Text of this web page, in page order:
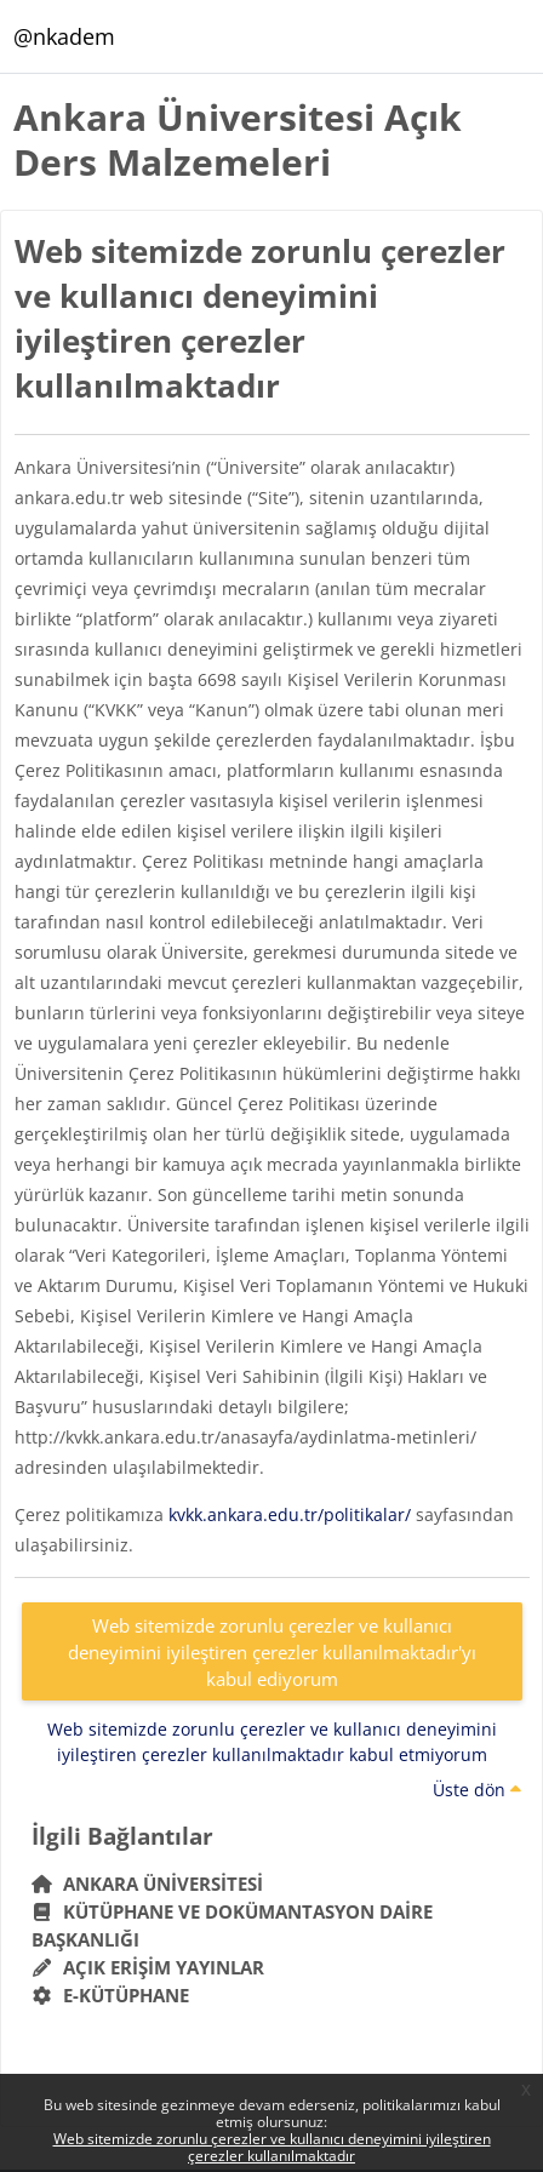
Bu web sitesinde gezinmeye devam ederseniz, politikalarımızı kabul
etmiş olursunuz:
Web sitemizde zorunlu çerezler ve kullanıcı deneyimini iyileştiren
çerezler kullanılmaktadır
@nkadem
Ankara Üniversitesi Açık
Ders Malzemeleri
Web sitemizde zorunlu çerezler
ve kullanıcı deneyimini
iyileştiren çerezler
kullanılmaktadır
Ankara Üniversitesi’nin (“Üniversite” olarak anılacaktır)
ankara.edu.tr web sitesinde (“Site”), sitenin uzantılarında,
uygulamalarda yahut üniversitenin sağlamış olduğu dijital
ortamda kullanıcıların kullanımına sunulan benzeri tüm
çevrimiçi veya çevrimdışı mecraların (anılan tüm mecralar
birlikte “platform” olarak anılacaktır.) kullanımı veya ziyareti
sırasında kullanıcı deneyimini geliştirmek ve gerekli hizmetleri
sunabilmek için başta 6698 sayılı Kişisel Verilerin Korunması
Kanunu (“KVKK” veya “Kanun”) olmak üzere tabi olunan meri
mevzuata uygun şekilde çerezlerden faydalanılmaktadır. İşbu
Çerez Politikasının amacı, platformların kullanımı esnasında
faydalanılan çerezler vasıtasıyla kişisel verilerin işlenmesi
halinde elde edilen kişisel verilere ilişkin ilgili kişileri
aydınlatmaktır. Çerez Politikası metninde hangi amaçlarla
hangi tür çerezlerin kullanıldığı ve bu çerezlerin ilgili kişi
tarafından nasıl kontrol edilebileceği anlatılmaktadır. Veri
sorumlusu olarak Üniversite, gerekmesi durumunda sitede ve
alt uzantılarındaki mevcut çerezleri kullanmaktan vazgeçebilir,
bunların türlerini veya fonksiyonlarını değiştirebilir veya siteye
ve uygulamalara yeni çerezler ekleyebilir. Bu nedenle
Üniversitenin Çerez Politikasının hükümlerini değiştirme hakkı
her zaman saklıdır. Güncel Çerez Politikası üzerinde
gerçekleştirilmiş olan her türlü değişiklik sitede, uygulamada
veya herhangi bir kamuya açık mecrada yayınlanmakla birlikte
yürürlük kazanır. Son güncelleme tarihi metin sonunda
bulunacaktır. Üniversite tarafından işlenen kişisel verilerle ilgili
olarak “Veri Kategorileri, İşleme Amaçları, Toplanma Yöntemi
ve Aktarım Durumu, Kişisel Veri Toplamanın Yöntemi ve Hukuki
Sebebi, Kişisel Verilerin Kimlere ve Hangi Amaçla
Aktarılabileceği, Kişisel Verilerin Kimlere ve Hangi Amaçla
Aktarılabileceği, Kişisel Veri Sahibinin (İlgili Kişi) Hakları ve
Başvuru” hususlarındaki detaylı bilgilere;
http://kvkk.ankara.edu.tr/anasayfa/aydinlatma-metinleri/
adresinden ulaşılabilmektedir.
Çerez politikamıza kvkk.ankara.edu.tr/politikalar/sayfasından
ulaşabilirsiniz.
Web sitemizde zorunlu çerezler ve kullanıcı
deneyimini iyileştiren çerezler kullanılmaktadır'yı
kabul ediyorum
Web sitemizde zorunlu çerezler ve kullanıcı deneyimini
iyileştiren çerezler kullanılmaktadır kabul etmiyorum
Üste dön
Bloklar
İlgili Bağlantılar 'yı atla
İlgili Bağlantılar
ANKARA ÜNIVERSITESI
KÜTÜPHANE VE DOKÜMANTASYON DAIRE
BAŞKANLIĞI
AÇIK ERIŞIM YAYINLAR
E-KÜTÜPHANE